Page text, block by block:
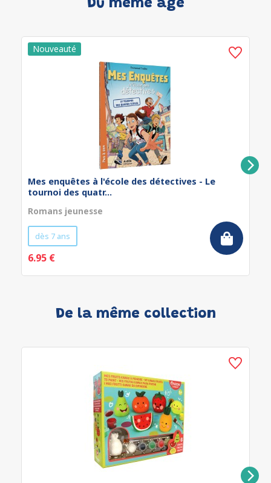
Du même âge
Mes enquêtes à l'école des détectives - Le
tournoi des quatr...
Romans jeunesse
dès 7 ans
6.95 €
De la même collection